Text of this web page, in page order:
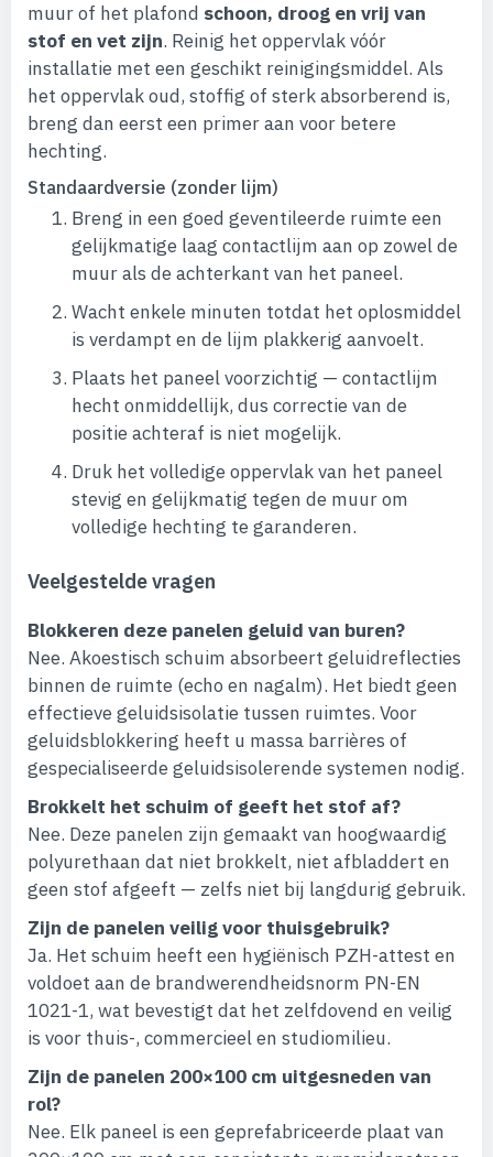
muur of het plafond schoon, droog en vrij van
stof en vet zijn. Reinig het oppervlak vóór
installatie met een geschikt reinigingsmiddel. Als
het oppervlak oud, stoffig of sterk absorberend is,
breng dan eerst een primer aan voor betere
hechting.
Standaardversie (zonder lijm)
Breng in een goed geventileerde ruimte een
gelijkmatige laag contactlijm aan op zowel de
muur als de achterkant van het paneel.
Wacht enkele minuten totdat het oplosmiddel
is verdampt en de lijm plakkerig aanvoelt.
Plaats het paneel voorzichtig — contactlijm
hecht onmiddellijk, dus correctie van de
positie achteraf is niet mogelijk.
Druk het volledige oppervlak van het paneel
stevig en gelijkmatig tegen de muur om
volledige hechting te garanderen.
Veelgestelde vragen
Blokkeren deze panelen geluid van buren?
Nee. Akoestisch schuim absorbeert geluidreflecties
binnen de ruimte (echo en nagalm). Het biedt geen
effectieve geluidsisolatie tussen ruimtes. Voor
geluidsblokkering heeft u massa barrières of
gespecialiseerde geluidsisolerende systemen nodig.
Brokkelt het schuim of geeft het stof af?
Nee. Deze panelen zijn gemaakt van hoogwaardig
polyurethaan dat niet brokkelt, niet afbladdert en
geen stof afgeeft — zelfs niet bij langdurig gebruik.
Zijn de panelen veilig voor thuisgebruik?
Ja. Het schuim heeft een hygiënisch PZH-attest en
voldoet aan de brandwerendheidsnorm PN-EN
1021-1, wat bevestigt dat het zelfdovend en veilig
is voor thuis-, commercieel en studiomilieu.
Zijn de panelen 200×100 cm uitgesneden van
rol?
Nee. Elk paneel is een geprefabriceerde plaat van